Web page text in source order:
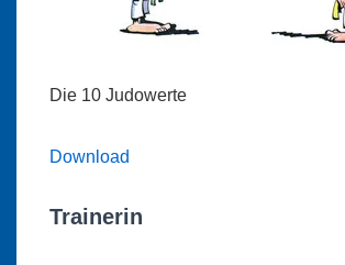
Die 10 Judowerte
Download
Trainerin